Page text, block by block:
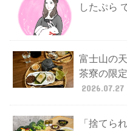
したぷら
富士山の
茶寮の限
2026.07.27
「捨てら